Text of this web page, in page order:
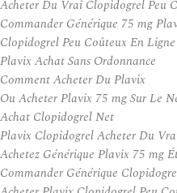
Acheter Du Vrai Clopidogrel Peu
Commander Générique 75 mg
Clopidogrel Peu Coûteux En Ligne
Plavix Achat Sans Ordonnance
Comment Acheter Du Plavix
Ou Acheter Plavix 75 mg Sur Le
Achat Clopidogrel Net
Plavix Clopidogrel Acheter Du
Achetez Générique Plavix 75 mg
Commander Générique